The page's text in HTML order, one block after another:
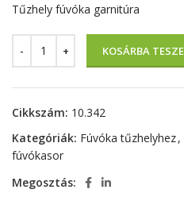
Tűzhely fúvóka garnitúra
KOSÁRBA
Cikkszám: 10.342
Kategóriák: Fúvóka tűzhelyhez,
fúvókasor
Megosztás: